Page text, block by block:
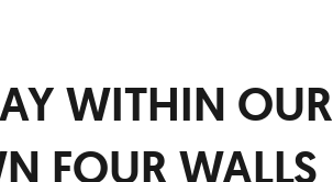
WITHIN OUR
FOUR WALLS